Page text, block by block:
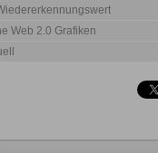
Web 2.0 Grafiken